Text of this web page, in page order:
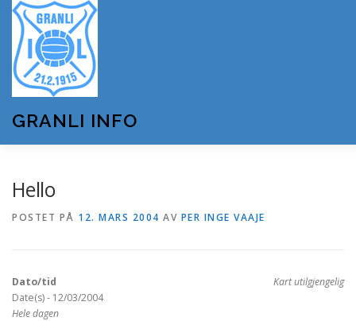
innhold
GRANLI INFO
OM GRANLI INFO
Hello
POSTET PÅ 12. MARS 2004 AV PER INGE VAAJE
Kart utilgjengelig
Dato/tid
Date(s) - 12/03/2004
Hele dagen